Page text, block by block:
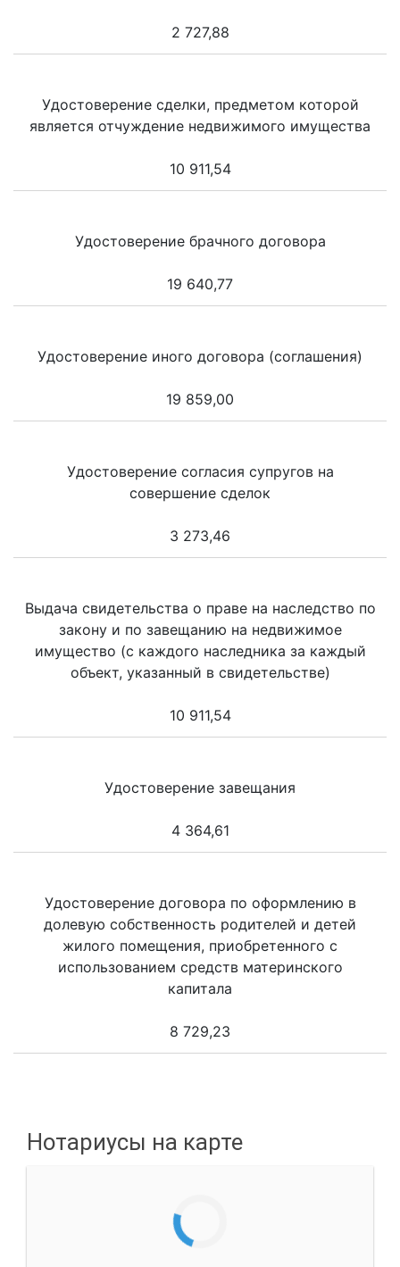
2 727,88
Удостоверение сделки, предметом которой
является отчуждение недвижимого имущества
10 911,54
Удостоверение брачного договора
19 640,77
Удостоверение иного договора (соглашения)
19 859,00
Удостоверение согласия супругов на
совершение сделок
3 273,46
Выдача свидетельства о праве на наследство по
закону и по завещанию на недвижимое
имущество (с каждого наследника за каждый
объект, указанный в свидетельстве)
10 911,54
Удостоверение завещания
4 364,61
Удостоверение договора по оформлению в
долевую собственность родителей и детей
жилого помещения, приобретенного с
использованием средств материнского
капитала
8 729,23
Нотариусы на карте